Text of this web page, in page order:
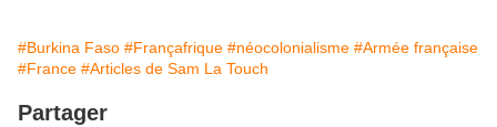
#Burkina Faso #Françafrique #néocolonialisme #Armée française
#France #Articles de Sam La Touch
Partager